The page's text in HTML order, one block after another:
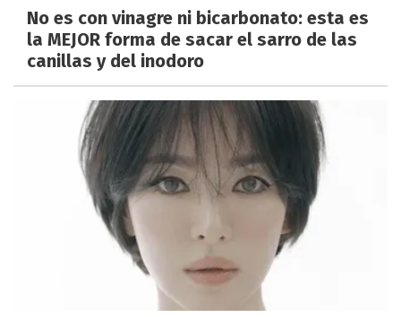
No es con vinagre ni bicarbonato: esta es
la MEJOR forma de sacar el sarro de las
canillas y del inodoro